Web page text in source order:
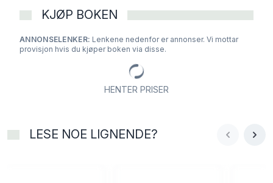
som man kan stå uforstående innenfor, men er
KJØP BOKEN
ANNONSELENKER: Lenkene nedenfor er annonser. Vi mottar
provisjon hvis du kjøper boken via disse.
HENTER PRISER
LESE NOE LIGNENDE?